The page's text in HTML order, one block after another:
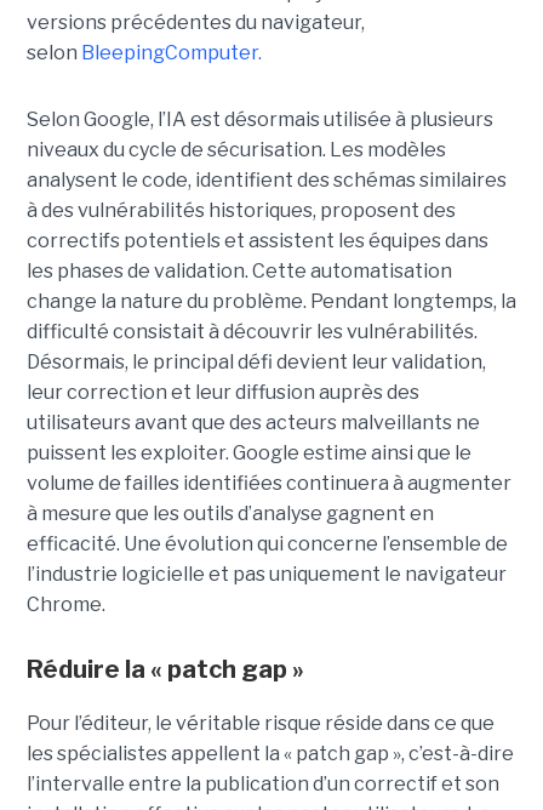
versions précédentes du navigateur,
selon BleepingComputer.
Selon Google, l’IA est désormais utilisée à plusieurs
niveaux du cycle de sécurisation. Les modèles
analysent le code, identifient des schémas similaires
à des vulnérabilités historiques, proposent des
correctifs potentiels et assistent les équipes dans
les phases de validation. Cette automatisation
change la nature du problème. Pendant longtemps, la
difficulté consistait à découvrir les vulnérabilités.
Désormais, le principal défi devient leur validation,
leur correction et leur diffusion auprès des
utilisateurs avant que des acteurs malveillants ne
puissent les exploiter. Google estime ainsi que le
volume de failles identifiées continuera à augmenter
à mesure que les outils d’analyse gagnent en
efficacité. Une évolution qui concerne l’ensemble de
l’industrie logicielle et pas uniquement le navigateur
Chrome.
Réduire la « patch gap »
Pour l’éditeur, le véritable risque réside dans ce que
les spécialistes appellent la « patch gap », c’est-à-dire
l’intervalle entre la publication d’un correctif et son